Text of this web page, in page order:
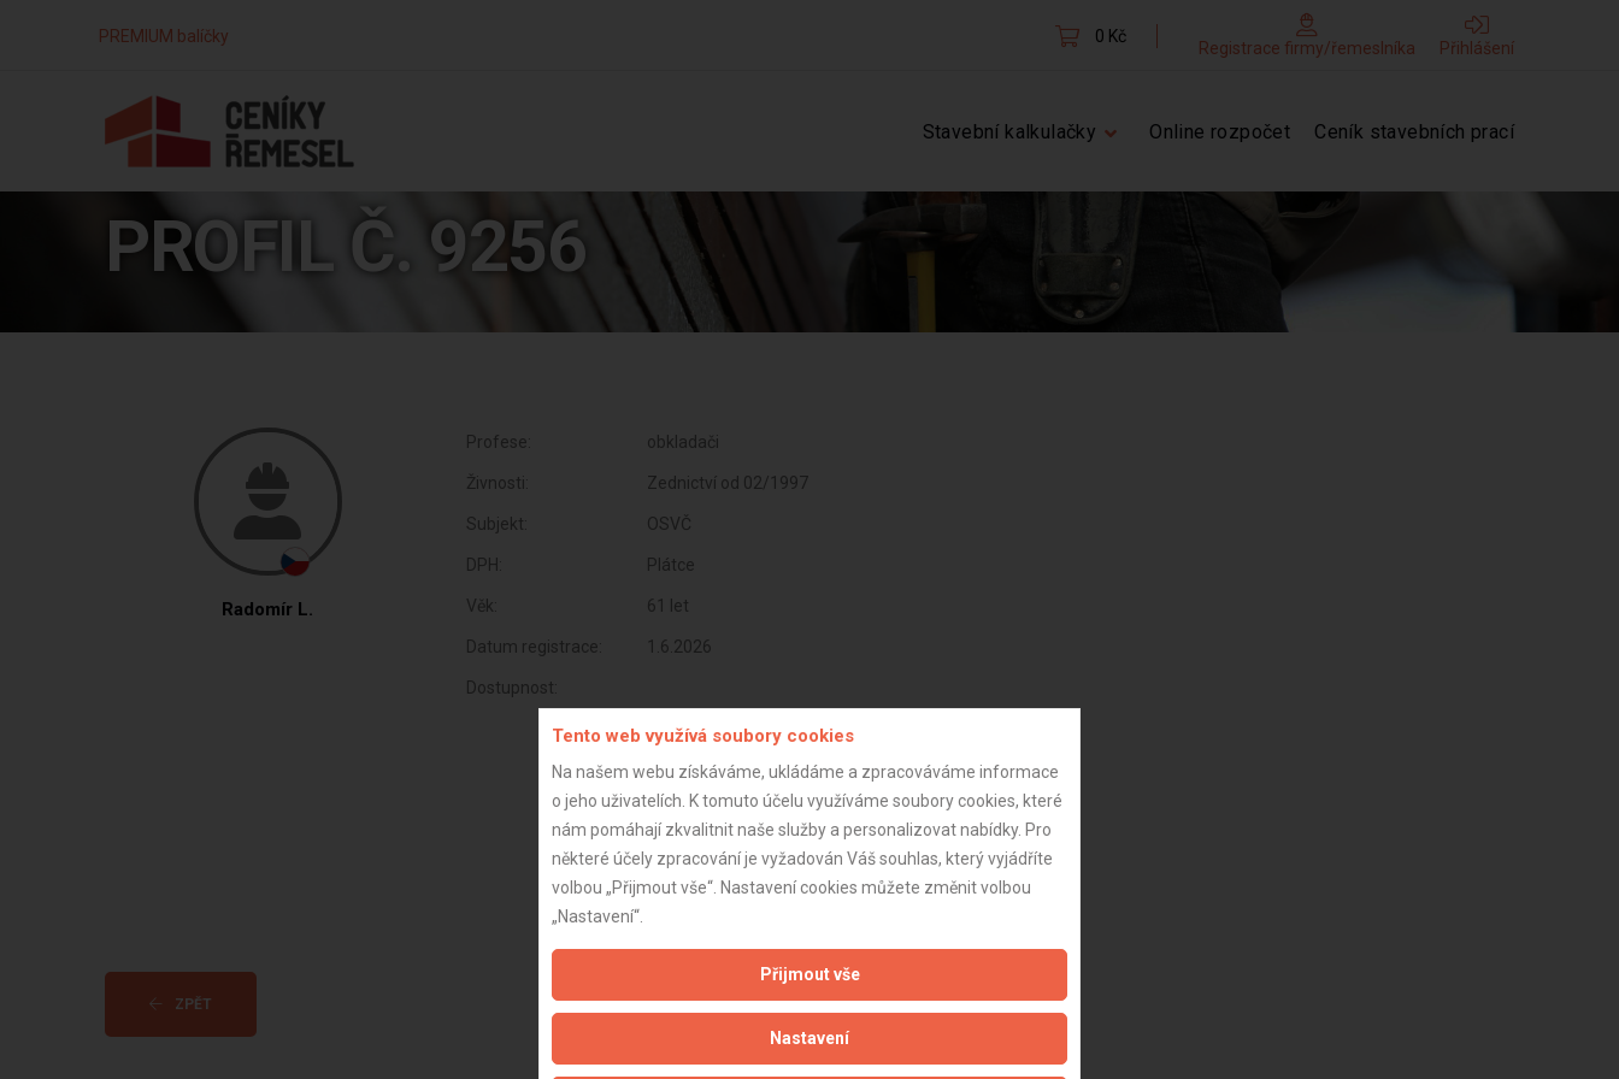
PREMIUM balíčky 0 Kč
Registrace firmy/řemeslníka Přihlášení
Stavební kalkulačky Online rozpočet Ceník stavebních prací
PROFIL Č. 9256
Radomír L.
Profese: obkladači
Živnosti: Zednictví od 02/1997
Subjekt: OSVČ
DPH: Plátce
Věk: 61 let
Datum registrace: 1.6.2026
Dostupnost:
ZPĚT
Tento web využívá soubory cookies
Na našem webu získáváme, ukládáme a zpracováváme informace
o jeho uživatelích. K tomuto účelu využíváme soubory cookies, které
nám pomáhají zkvalitnit naše služby a personalizovat nabídky. Pro
některé účely zpracování je vyžadován Váš souhlas, který vyjádříte
volbou „Přijmout vše“. Nastavení cookies můžete změnit volbou
„Nastavení“.
Přijmout vše
Nastavení